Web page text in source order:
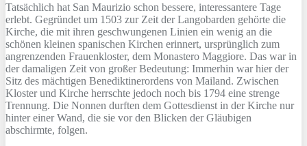
Tatsächlich hat San Maurizio schon bessere, interessantere Tage
erlebt. Gegründet um 1503 zur Zeit der Langobarden gehörte die
Kirche, die mit ihren geschwungenen Linien ein wenig an die
schönen kleinen spanischen Kirchen erinnert, ursprünglich zum
angrenzenden Frauenkloster, dem Monastero Maggiore. Das war in
der damaligen Zeit von großer Bedeutung: Immerhin war hier der
Sitz des mächtigen Benediktinerordens von Mailand. Zwischen
Kloster und Kirche herrschte jedoch noch bis 1794 eine strenge
Trennung. Die Nonnen durften dem Gottesdienst in der Kirche nur
hinter einer Wand, die sie vor den Blicken der Gläubigen
abschirmte, folgen.